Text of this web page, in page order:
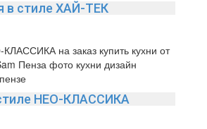
в стиле ХАЙ-ТЕК
НЕО-КЛАССИКА